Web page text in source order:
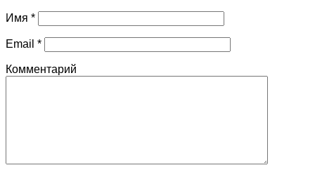
Имя *
Email *
Комментарий